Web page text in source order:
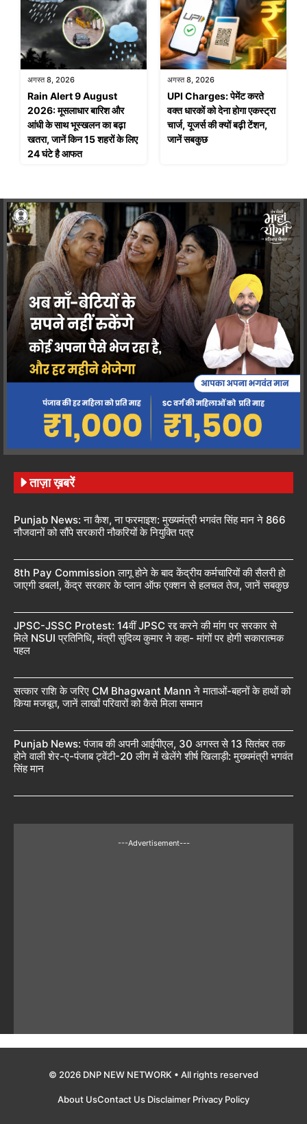
अगस्त 8, 2026
Rain Alert 9 August
2026: मूसलाधार बारिश और
आंधी के साथ भूस्खलन का बढ़ा
खतरा, जानें किन 15 शहरों के लिए
24 घंटे है आफत
अगस्त 8, 2026
UPI Charges: पेमेंट करते
वक्त धारकों को देना होगा एकस्ट्रा
चार्ज, यूजर्स की क्यों बढ़ी टेंशन,
जानें सबकुछ
ताज़ा ख़बरें
Punjab News: ना कैश, ना फरमाइश: मुख्यमंत्री भगवंत सिंह मान ने 866
नौजवानों को सौंपे सरकारी नौकरियों के नियुक्ति पत्र
8th Pay Commission लागू होने के बाद केंद्रीय कर्मचारियों की सैलरी हो
जाएगी डबल!, केंद्र सरकार के प्लान ऑफ एक्शन से हलचल तेज, जानें सबकुछ
JPSC-JSSC Protest: 14वीं JPSC रद्द करने की मांग पर सरकार से
मिले NSUI प्रतिनिधि, मंत्री सुदिव्य कुमार ने कहा- मांगों पर होगी सकारात्मक
पहल
सत्कार राशि के जरिए CM Bhagwant Mann ने माताओं-बहनों के हाथों को
किया मजबूत, जानें लाखों परिवारों को कैसे मिला सम्मान
Punjab News: पंजाब की अपनी आईपीएल, 30 अगस्त से 13 सितंबर तक
होने वाली शेर-ए-पंजाब ट्वेंटी-20 लीग में खेलेंगे शीर्ष खिलाड़ी: मुख्यमंत्री भगवंत
सिंह मान
---Advertisement---
© 2026 DNP NEW NETWORK • All rights reserved
About UsContact Us Disclaimer Privacy Policy